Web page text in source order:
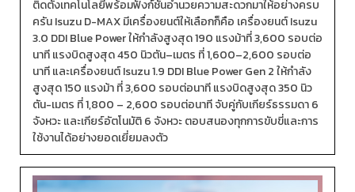
ติดตั้งเทคโนโลยีพร้อมฟังก์ชันอำนวยความสะดวกมาให้อย่างครบ
ครัน Isuzu D-MAX มีเครื่องยนต์ให้เลือกก็คือ เครื่องยนต์ Isuzu
3.0 DDI Blue Power ให้กำลังสูงสุด 190 แรงม้าที่ 3,600 รอบต่อ
นาที แรงบิดสูงสุด 450 นิวตัน–เมตร ที่ 1,600–2,600 รอบต่อ
นาที และเครื่องยนต์ Isuzu 1.9 DDI Blue Power Gen 2 ให้กำลัง
สูงสุด 150 แรงม้า ที่ 3,600 รอบต่อนาที แรงบิดสูงสุด 350 นิว
ตัน-เมตร ที่ 1,800 – 2,600 รอบต่อนาที จับคู่กับเกียร์ธรรมดา 6
จังหวะ และเกียร์อัตโนมัติ 6 จังหวะ ตอบสนองทุกการขับขี่และการ
ใช้งานได้อย่างยอดเยี่ยมลงตัว